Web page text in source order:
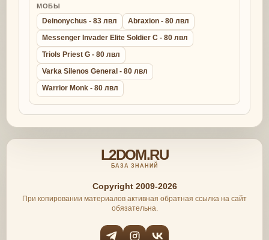
МОБЫ
Deinonychus - 83 лвл
Abraxion - 80 лвл
Messenger Invader Elite Soldier C - 80 лвл
Triols Priest G - 80 лвл
Varka Silenos General - 80 лвл
Warrior Monk - 80 лвл
L2DOM.RU
БАЗА ЗНАНИЙ
Copyright 2009-2026
При копировании материалов активная обратная ссылка на сайт
обязательна.